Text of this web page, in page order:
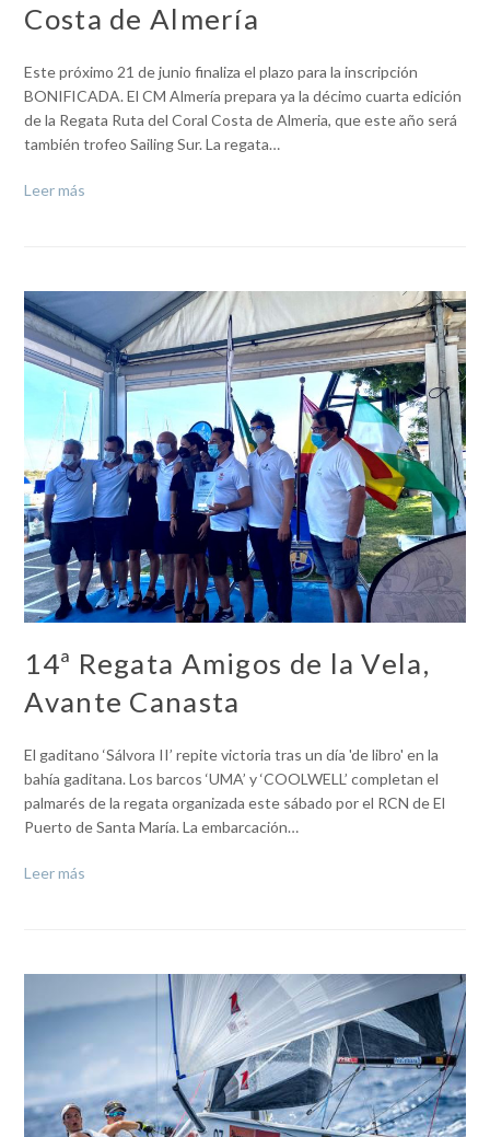
Costa de Almería
Este próximo 21 de junio finaliza el plazo para la inscripción
BONIFICADA. El CM Almería prepara ya la décimo cuarta edición
de la Regata Ruta del Coral Costa de Almeria, que este año será
también trofeo Sailing Sur. La regata…
Leer más
14ª Regata Amigos de la Vela,
Avante Canasta
El gaditano ‘Sálvora II’ repite victoria tras un día 'de libro' en la
bahía gaditana. Los barcos ‘UMA’ y ‘COOLWELL’ completan el
palmarés de la regata organizada este sábado por el RCN de El
Puerto de Santa María. La embarcación…
Leer más